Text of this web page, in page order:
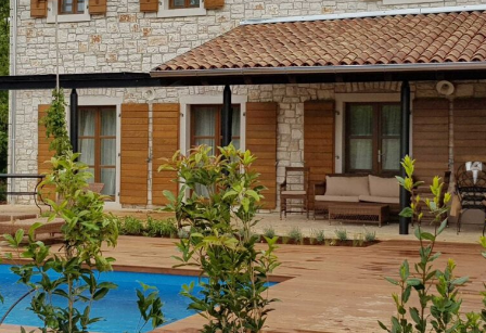
Karriere
Kontakt